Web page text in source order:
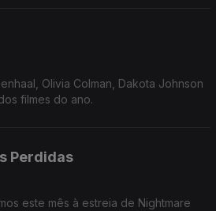
Olivia Colman, Dakota Johnson
filmes do ano.
Perdidas
este mês à estreia de Nightmare